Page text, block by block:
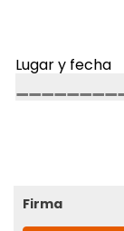
Lugar y fecha
Firma